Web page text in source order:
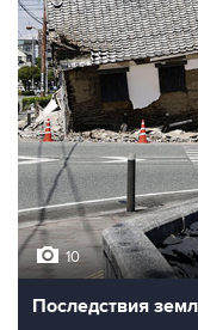
10
Последствия